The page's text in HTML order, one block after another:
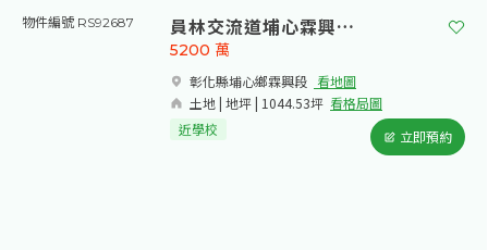
物件編號 RS92687 員林交流道埔心霖興段重劃農地
彰化縣埔心鄉霖興段​ 看地圖
土地 | 地坪 | 1044.53坪 看格局圖
5200 萬
近學校 立即預約